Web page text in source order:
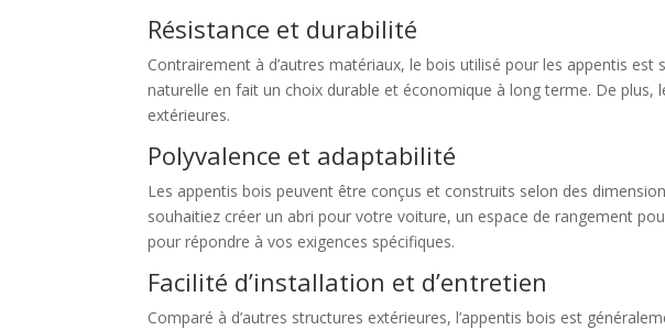
Résistance et durabilité
Contrairement à d’autres matériaux, le bois utilisé pour les appentis
naturelle en fait un choix durable et économique à long terme. De
extérieures.
Polyvalence et adaptabilité
Les appentis bois peuvent être conçus et construits selon des
souhaitiez créer un abri pour votre voiture, un espace de rangement
pour répondre à vos exigences spécifiques.
Facilité d’installation et d’entretien
Comparé à d’autres structures extérieures, l’appentis bois est